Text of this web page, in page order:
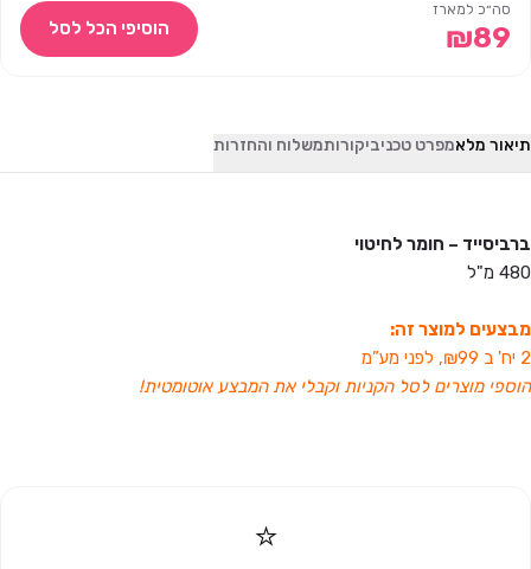
סה״כ למארז
₪89 הוסיפי הכל לסל
תיאור מלאמפרט טכניביקורותמשלוח והחזרות
ברביסייד – חומר לחיטוי
480 מ"ל
מבצעים למוצר זה:
2 יח' ב ₪99, לפני מע”מ
הוספי מוצרים לסל הקניות וקבלי את המבצע אוטומטית!
⭐